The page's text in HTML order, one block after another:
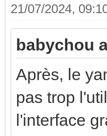
21/07/2024,
babychou
Après, le
pas trop
l'interface